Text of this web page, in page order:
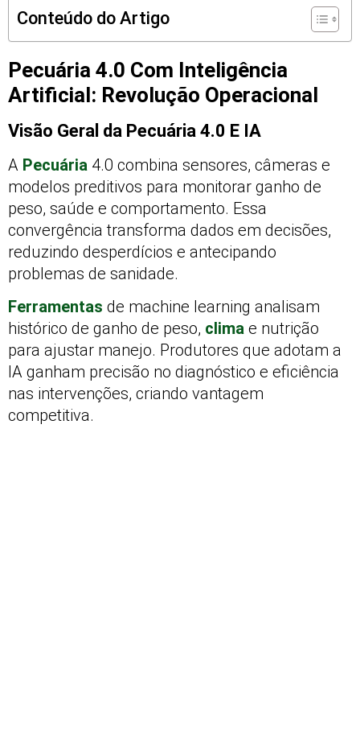
Conteúdo do Artigo
Pecuária 4.0 Com Inteligência
Artificial: Revolução Operacional
Visão Geral da Pecuária 4.0 E IA
A Pecuária 4.0 combina sensores, câmeras e
modelos preditivos para monitorar ganho de
peso, saúde e comportamento. Essa
convergência transforma dados em decisões,
reduzindo desperdícios e antecipando
problemas de sanidade.
Ferramentas de machine learning analisam
histórico de ganho de peso, clima e nutrição
para ajustar manejo. Produtores que adotam a
IA ganham precisão no diagnóstico e eficiência
nas intervenções, criando vantagem
competitiva.